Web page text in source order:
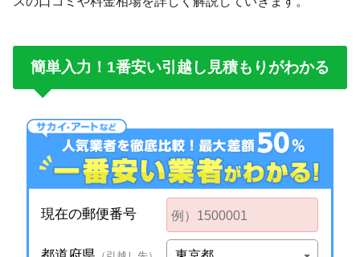
簡単入力！1番安い引越し見積もりがわかる